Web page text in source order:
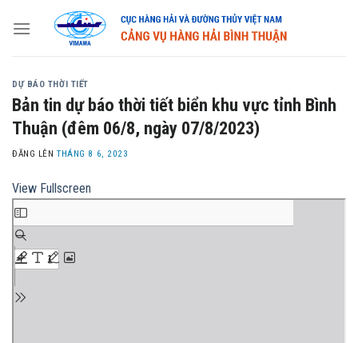
DỰ BÁO THỜI TIẾT
Bản tin dự báo thời tiết biển khu vực tỉnh Bình
Thuận (đêm 06/8, ngày 07/8/2023)
ĐĂNG LÊNTHÁNG 8 6, 2023
View Fullscreen